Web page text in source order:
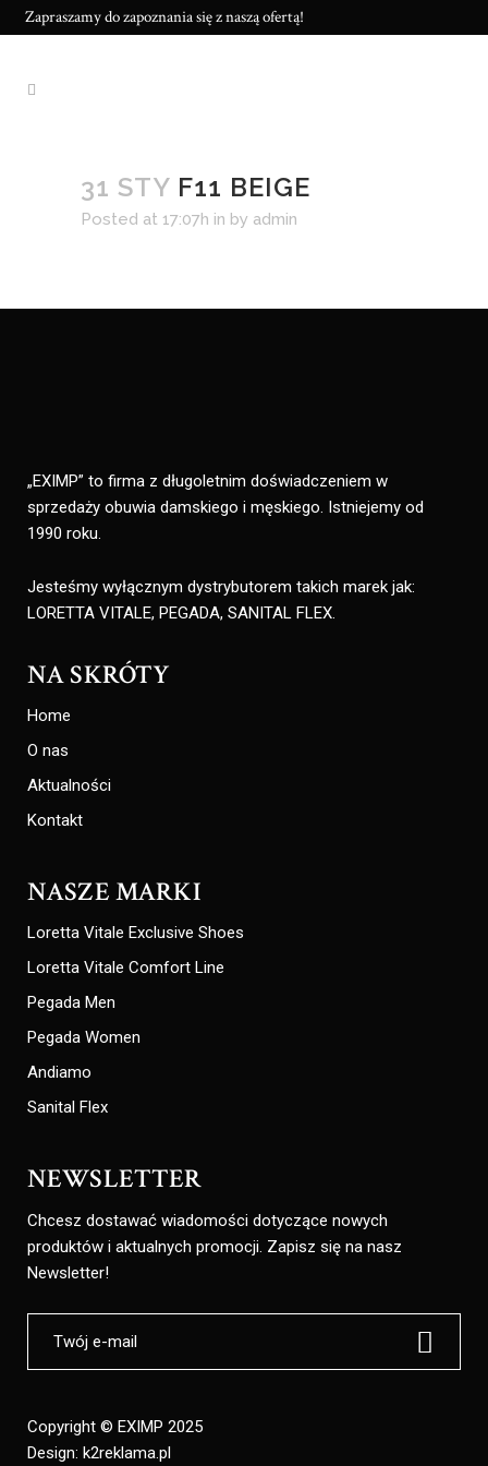
Zapraszamy do zapoznania się z naszą ofertą!
31 STY F11 BEIGE
Posted at 17:07h in by admin
„EXIMP” to firma z długoletnim doświadczeniem w
sprzedaży obuwia damskiego i męskiego. Istniejemy od
1990 roku.
Jesteśmy wyłącznym dystrybutorem takich marek jak:
LORETTA VITALE, PEGADA, SANITAL FLEX.
NA SKRÓTY
Home
O nas
Aktualności
Kontakt
NASZE MARKI
Loretta Vitale Exclusive Shoes
Loretta Vitale Comfort Line
Pegada Men
Pegada Women
Andiamo
Sanital Flex
NEWSLETTER
Chcesz dostawać wiadomości dotyczące nowych
produktów i aktualnych promocji. Zapisz się na nasz
Newsletter!
Copyright © EXIMP 2025
Design: k2reklama.pl